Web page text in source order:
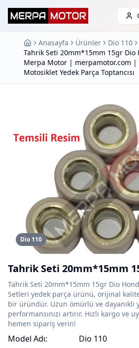
Anasayfa Ürünler
Dio 110
Tahrik Seti 20mm*15mm 15gr Dio
Merpa Motor | merpamotor.com
Motosiklet Yedek Parça Toptancısı
Dio 110
Tahrik Seti 20mm*15mm
Tahrik Seti 20mm*15mm 15gr Dio
Setleri yedek parça ürünü, orijinal
bir üründür. Uzun ömürlü ve dayanıklı
performansınızı artırır. Hızlı kargo ve
hemen sipariş verin!
Model Adı:
Dio 110